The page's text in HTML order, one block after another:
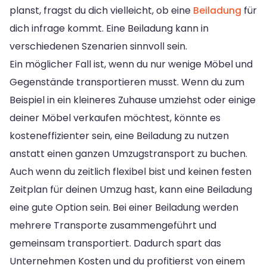
planst, fragst du dich vielleicht, ob eine Beiladung für
dich infrage kommt. Eine Beiladung kann in
verschiedenen Szenarien sinnvoll sein.
Ein möglicher Fall ist, wenn du nur wenige Möbel und
Gegenstände transportieren musst. Wenn du zum
Beispiel in ein kleineres Zuhause umziehst oder einige
deiner Möbel verkaufen möchtest, könnte es
kosteneffizienter sein, eine Beiladung zu nutzen
anstatt einen ganzen Umzugstransport zu buchen.
Auch wenn du zeitlich flexibel bist und keinen festen
Zeitplan für deinen Umzug hast, kann eine Beiladung
eine gute Option sein. Bei einer Beiladung werden
mehrere Transporte zusammengeführt und
gemeinsam transportiert. Dadurch spart das
Unternehmen Kosten und du profitierst von einem